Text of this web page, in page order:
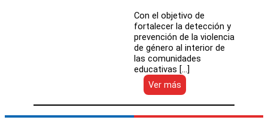
Con el objetivo de
fortalecer la detección y
prevención de la violencia
de género al interior de
las comunidades
educativas […]
Ver más
Autoridades
refuerzan
rol